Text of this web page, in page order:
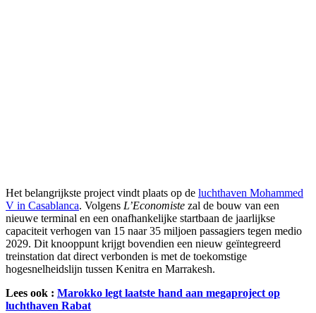
Het belangrijkste project vindt plaats op de luchthaven Mohammed
V in Casablanca. Volgens L’Economiste zal de bouw van een
nieuwe terminal en een onafhankelijke startbaan de jaarlijkse
capaciteit verhogen van 15 naar 35 miljoen passagiers tegen medio
2029. Dit knooppunt krijgt bovendien een nieuw geïntegreerd
treinstation dat direct verbonden is met de toekomstige
hogesnelheidslijn tussen Kenitra en Marrakesh.
Lees ook : Marokko legt laatste hand aan megaproject op
luchthaven Rabat